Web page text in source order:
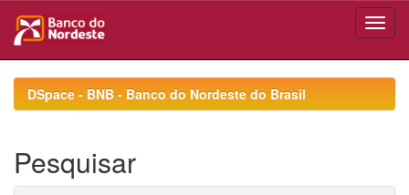
navigationDSpace - BNB - Banco do Nordeste do Brasil
Pesquisar